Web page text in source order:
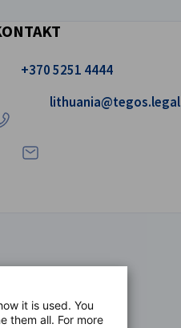
Helistage meile!
+370 5251 4444
Kirjutage meile kiri.
lithuania@tegos.legal
it is used. You
them all. For more